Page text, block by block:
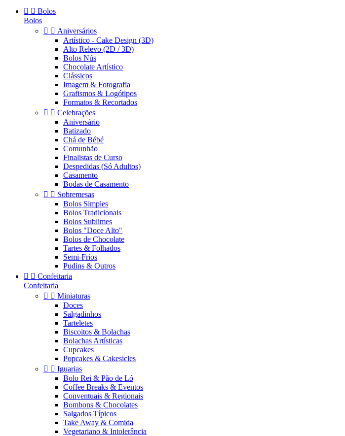
  Bolos
Bolos
  Aniversários
Artístico - Cake Design (3D)
Alto Relevo (2D / 3D)
Bolos Nús
Chocolate Artístico
Clássicos
Imagem & Fotografia
Grafismos & Logótipos
Formatos & Recortados
  Celebrações
Aniversário
Batizado
Chá de Bébé
Comunhão
Finalistas de Curso
Despedidas (Só Adultos)
Casamento
Bodas de Casamento
  Sobremesas
Bolos Simples
Bolos Tradicionais
Bolos Sublimes
Bolos "Doce Alto"
Bolos de Chocolate
Tartes & Folhados
Semi-Frios
Pudins & Outros
  Confeitaria
Confeitaria
  Miniaturas
Doces
Salgadinhos
Tarteletes
Biscoitos & Bolachas
Bolachas Artísticas
Cupcakes
Popcakes & Cakesicles
  Iguarias
Bolo Rei & Pão de Ló
Coffee Breaks & Eventos
Conventuais & Regionais
Bombons & Chocolates
Salgados Típicos
Take Away & Comida
Vegetariano & Intolerância